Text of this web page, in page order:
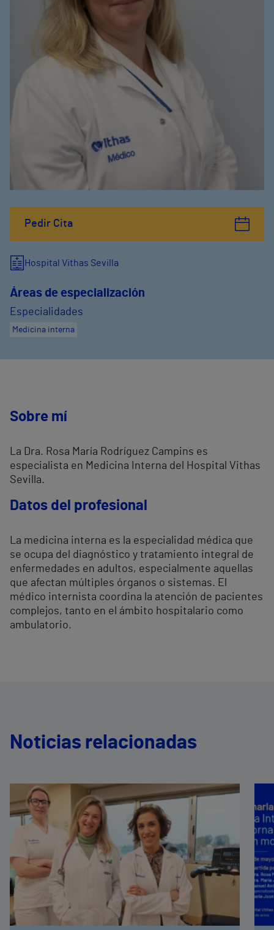
Pedir Cita
Hospital Vithas Sevilla
Áreas de especialización
Especialidades
Medicina interna
Sobre mí
La Dra. Rosa María Rodríguez Campins es
especialista en Medicina Interna del Hospital Vithas
Sevilla.
Datos del profesional
La medicina interna es la especialidad médica que
se ocupa del diagnóstico y tratamiento integral de
enfermedades en adultos, especialmente aquellas
que afectan múltiples órganos o sistemas. El
médico internista coordina la atención de pacientes
complejos, tanto en el ámbito hospitalario como
ambulatorio.
Noticias relacionadas